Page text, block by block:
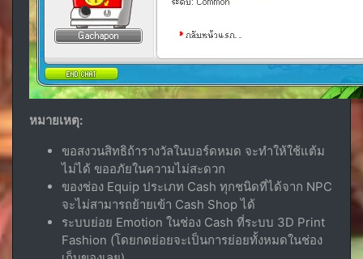
หมายเหตุ:
ขอสงวนสิทธิถ้ารางวัลในบอร์ดหมด จะทำให้ใช้แต้ม
ไม่ได้ ขออภัยในความไม่สะดวก
ของช่อง Equip ประเภท Cash ทุกชนิดที่ได้จาก NPC
จะไม่สามารถย้ายเข้า Cash Shop ได้
ระบบย่อย Emotion ในช่อง Cash ที่ระบบ 3D Print
Fashion (โดยกดย่อยจะเป็นการย่อยทั้งหมดในช่อง